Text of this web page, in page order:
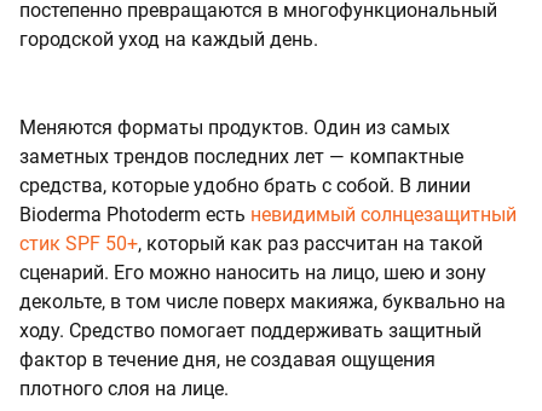
постепенно превращаются в многофункциональный
городской уход на каждый день.
Меняются форматы продуктов. Один из самых
заметных трендов последних лет — компактные
средства, которые удобно брать с собой. В линии
Bioderma Photoderm есть невидимый солнцезащитный
стик SPF 50+, который как раз рассчитан на такой
сценарий. Его можно наносить на лицо, шею и зону
декольте, в том числе поверх макияжа, буквально на
ходу. Средство помогает поддерживать защитный
фактор в течение дня, не создавая ощущения
плотного слоя на лице.